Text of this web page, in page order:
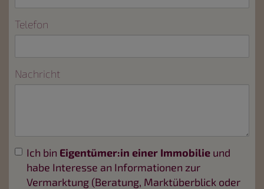
Telefon
Nachricht
Ich bin Eigentümer:in einer Immobilie und
habe Interesse an Informationen zur
Vermarktung (Beratung, Marktüberblick oder